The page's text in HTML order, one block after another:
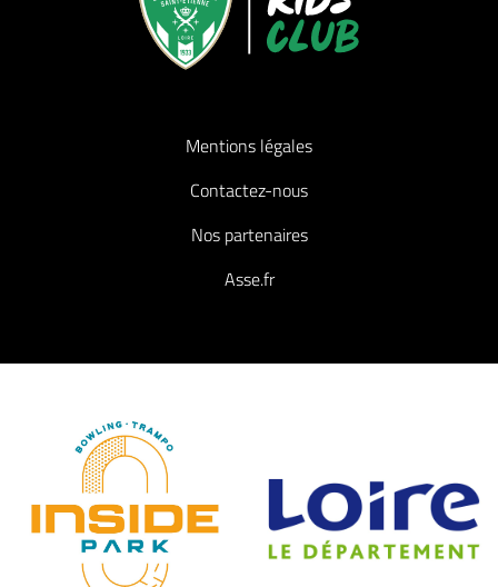
Mentions légales
Contactez-nous
Nos partenaires
Asse.fr